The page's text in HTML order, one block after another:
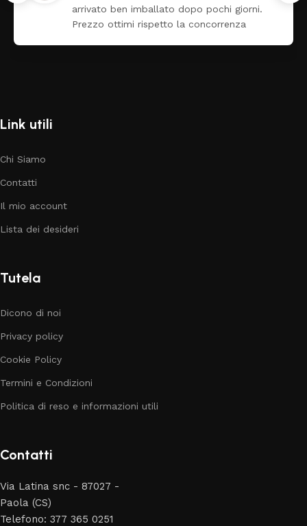
arrivato ben imballato dopo pochi giorni.
Prezzo ottimi rispetto la concorrenza
Link utili
Chi Siamo
Contatti
Il mio account
Lista dei desideri
Tutela
Dicono di noi
Privacy policy
Cookie Policy
Termini e Condizioni
Politica di reso e informazioni utili
Contatti
Via Latina snc - 87027 -
Paola (CS)
Telefono: 377 365 0251